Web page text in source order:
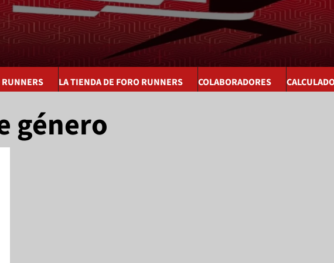
LA TIENDA DE FORO RUNNERS COLABORADORES
género